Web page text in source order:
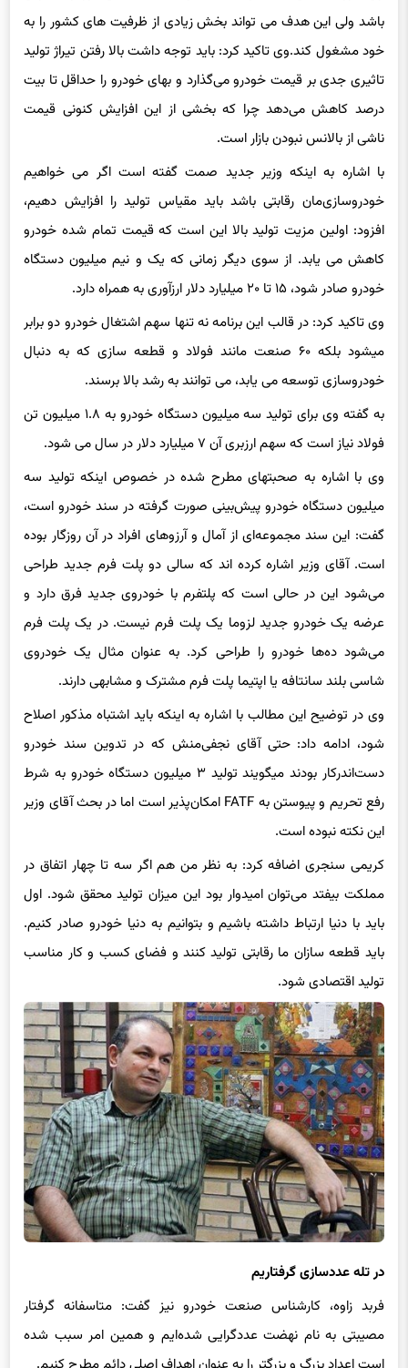
خود مشغول کند.وی تاکید کرد: باید توجه داشت بالا رفتن تیراژ تولید
تاثیری جدی بر قیمت خودرو می‌گذارد و بهای خودرو را حداقل تا بیت
درصد کاهش می‌دهد چرا که بخشی از این افزایش کنونی قیمت
ناشی از بالانس نبودن بازار است.
با اشاره به اینکه وزیر جدید صمت گفته است اگر می خواهیم
خودروسازی‌مان رقابتی باشد باید مقیاس تولید را افزایش دهیم،
افزود: اولین مزیت تولید بالا این است که قیمت تمام شده خودرو
کاهش می یابد. از سوی دیگر زمانی که یک و نیم میلیون دستگاه
خودرو صادر شود، ۱۵ تا ۲۰ میلیارد دلار ارزآوری به همراه دارد.
وی تاکید کرد: در قالب این برنامه نه تنها سهم اشتغال خودرو دو برابر
می‎شود بلکه ۶۰ صنعت مانند فولاد و قطعه سازی که به دنبال
خودروسازی توسعه می یابد، می توانند به رشد بالا برسند.
فولاد نیاز است که سهم ارزبری آن ۷ میلیارد دلار در سال می شود.
وی با اشاره به صحبت‎های مطرح شده در خصوص اینکه تولید سه
میلیون دستگاه خودرو پیش‌بینی صورت گرفته در سند خودرو است،
گفت: این سند مجموعه‌ای از آمال و آرزوهای افراد در آن روزگار بوده
است. آقای وزیر اشاره کرده ‎اند که سالی دو پلت فرم جدید طراحی
می‌شود این در حالی است که پلتفرم با خودروی جدید فرق دارد و
عرضه یک خودرو جدید لزوما یک پلت فرم نیست. در یک پلت فرم
می‌شود ده‌ها خودرو را طراحی کرد. به عنوان مثال یک خودروی
شاسی بلند سانتافه یا اپتیما پلت فرم مشترک و مشابهی دارند.
وی در توضیح این مطالب با اشاره به اینکه باید اشتباه مذکور اصلاح
شود، ادامه داد: حتی آقای نجفی‌منش که در تدوین سند خودرو
دست‌اندرکار بودند می‎گویند تولید ۳ میلیون دستگاه خودرو به شرط
رفع تحریم و پیوستن به FATF امکان‌پذیر است اما در بحث آقای وزیر
این نکته نبوده است.
کریمی سنجری اضافه کرد: به نظر من هم اگر سه تا چهار اتفاق در
مملکت بیفتد می‌توان امیدوار بود این میزان تولید محقق شود. اول
باید با دنیا ارتباط داشته باشیم و بتوانیم به دنیا خودرو صادر کنیم.
باید قطعه سازان ما رقابتی تولید کنند و فضای کسب و کار مناسب
تولید اقتصادی شود.
در تله عددسازی گرفتاریم
فربد زاوه، کارشناس صنعت خودرو نیز گفت: متاسفانه گرفتار
مصیبتی به نام نهضت عددگرایی شده‌ایم و همین امر سبب شده
است اعداد بزرگ و بزرگتر را به عنوان اهداف اصلی دائم مطرح کنیم.